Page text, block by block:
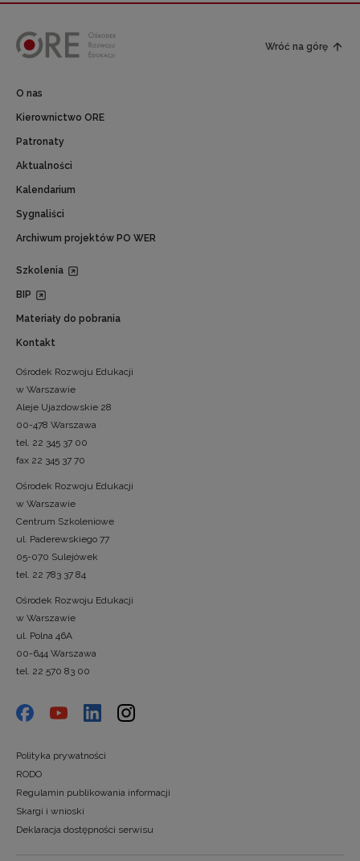
Wróć na górę
O nas
Kierownictwo ORE
Patronaty
Aktualności
Kalendarium
Sygnaliści
Archiwum projektów PO WER
Szkolenia
BIP
Materiały do pobrania
Kontakt
Ośrodek Rozwoju Edukacji
w Warszawie
Aleje Ujazdowskie 28
00-478 Warszawa
tel. 22 345 37 00
fax 22 345 37 70
Ośrodek Rozwoju Edukacji
w Warszawie
Centrum Szkoleniowe
ul. Paderewskiego 77
05-070 Sulejówek
tel. 22 783 37 84
Ośrodek Rozwoju Edukacji
w Warszawie
ul. Polna 46A
00-644 Warszawa
tel. 22 570 83 00
Polityka prywatności
RODO
Regulamin publikowania informacji
Skargi i wnioski
Deklaracja dostępności serwisu